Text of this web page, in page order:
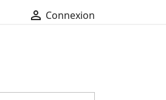
 Connexion